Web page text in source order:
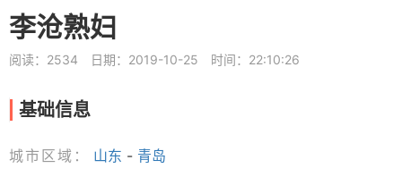
李沧熟妇
阅读：2534 日期：2019-10-25 时间：22:10:26
基础信息
城市区域： 山东 - 青岛